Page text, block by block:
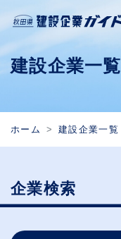
建設企業一覧
ホーム 建設企業一覧
企業検索